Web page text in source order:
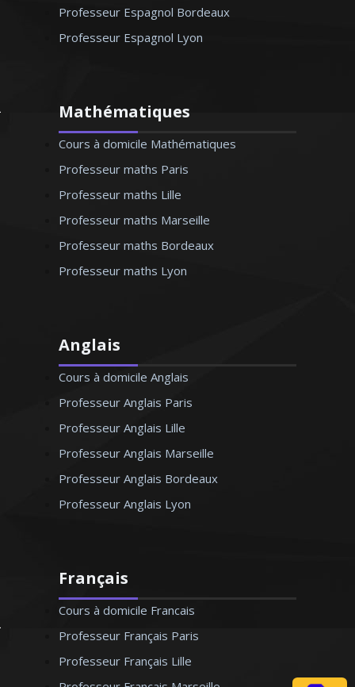
Professeur Espagnol Bordeaux
Professeur Espagnol Lyon
Mathématiques
Cours à domicile Mathématiques
Professeur maths Paris
Professeur maths Lille
Professeur maths Marseille
Professeur maths Bordeaux
Professeur maths Lyon
Anglais
Cours à domicile Anglais
Professeur Anglais Paris
Professeur Anglais Lille
Professeur Anglais Marseille
Professeur Anglais Bordeaux
Professeur Anglais Lyon
Français
Cours à domicile Francais
Professeur Français Paris
Professeur Français Lille